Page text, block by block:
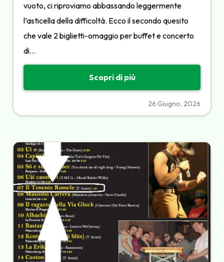
vuoto, ci riproviamo abbassando leggermente
l’asticella della difficoltà. Ecco il secondo quesito
che vale 2 biglietti-omaggio per buffet e concerto
di…
Scopri di più
26 Giugno, 2026